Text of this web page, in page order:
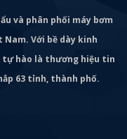
và phân phối máy bơm
Với bề dày kinh
tự hào là thương hiệu tin
63 tỉnh, thành phố.